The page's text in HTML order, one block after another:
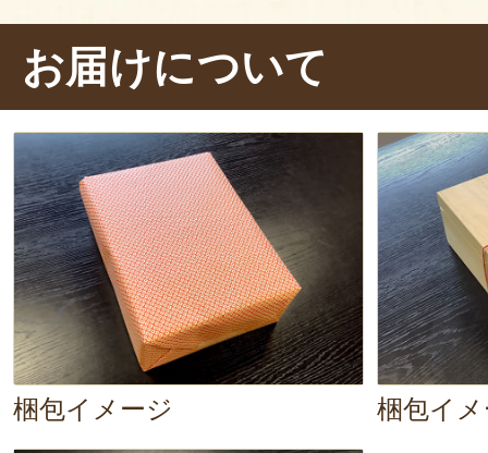
盛り付けたら完成です〜。お店で
になりました！
ひとくち大にカットしたら、ソー
り……。う～ん、柔らか～い！と
質です。上品な甘みの脂が、舌の
よ。噛むほどに溢れ出す、肉の旨
ん。醤油糀の風味豊かなソースが
しさを引き立たせています。まさ
さ！ちょっとした
にも良い
お届けについて
梱包イメージ 梱包イ